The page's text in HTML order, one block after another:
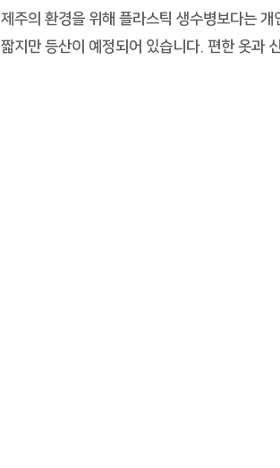
제주의 환경을 위해 플라스틱 생수병보다는 개
짧지만 등산이 예정되어 있습니다. 편한 옷과